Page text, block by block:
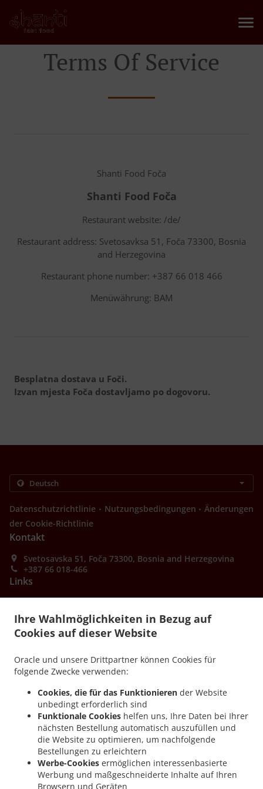
Ihre Wahlmöglichkeiten in Bezug auf
Cookies auf dieser Website
Oracle und unsere Drittpartner können Cookies für
folgende Zwecke verwenden:
Cookies, die für das Funktionieren der Website
unbedingt erforderlich sind
Funktionale Cookies helfen uns, Ihre Daten bei Ihrer
nächsten Bestellung automatisch auszufüllen und
die Website zu optimieren, um nachfolgende
Bestellungen zu erleichtern
Werbe-Cookies ermöglichen interessenbasierte
Werbung und maßgeschneiderte Inhalte auf Ihren
Browsern und Geräten
Terms Of Service
Shanti Food Foča
Shanti Food Foča
Restaurant website: /de/
Restaurant address: Svetosavksa 51, Foča 73300, Bosnia
and Herzegovina
Restaurant phone number: +387 66 018 466
Menüwährung: BAM
Besplatna dostava u Foči.
Izvan mjesta Foča dostavljamo po dogovoru.
Datenschutzrichtlinie . Nutzungsbedingungen . Änderungen
der Cookie-Richtlinie
Kontakt
Svetosavska 51, Foča 73300, Bosnia and Herzegovina
+387 66 018-466
Links
Angebote
Im Voraus bestellen
Kontakt
Pizza Lieferservice Foča . Pizza Lieferservice Фоча . Pizza Lieferservice Градац
Pizza Lieferservice Gradac Šukovac . Pizza Lieferservice Gradac . Pizza Lieferservice
Патковина
. Pizza Lieferservice Patkovina
Lieferservice Brod . Pizza Lieferservice Ђеђево . Pizza Lieferservice Đeđevo
Lieferservice Штовић
. Pizza Lieferservice Биоково .